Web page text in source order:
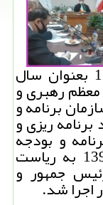
نیو باكس: با نامگذاری سال 1399 بعنوان سال
معظم رهبری و
برنامه و
ریزی و
و بودجه
كشور در تاریخ دوم فرورودین 1399 به ریاست
جمهور و
اجرا شد.